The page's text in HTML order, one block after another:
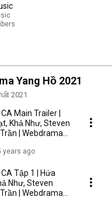
Yang Hồ 2021
2021
CA Main Trailer |
Khả Như, Steven
| Webdrama
years ago
Tập 1 | Hứa
Như, Steven
| Webdrama